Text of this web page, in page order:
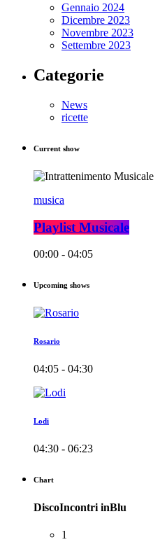
Gennaio 2024
Dicembre 2023
Novembre 2023
Settembre 2023
Categorie
News
ricette
Current show
musica
Playlist Musicale
00:00 - 04:05
Upcoming shows
Rosario
04:05 - 04:30
Lodi
04:30 - 06:23
Chart
DiscoIncontri inBlu
1